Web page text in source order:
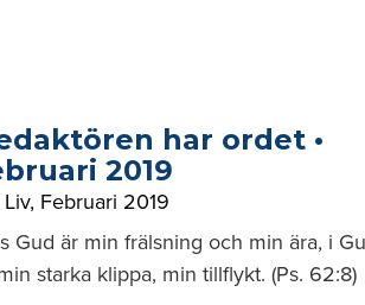
har ordet •
2019
, Februari 2019
Gud är min frälsning och min ära, i
starka klippa, min tillflykt. (Ps. 62:8)